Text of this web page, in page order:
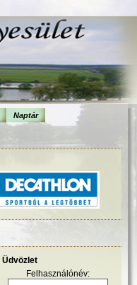
Naptár
Üdvözlet
Felhasználónév: